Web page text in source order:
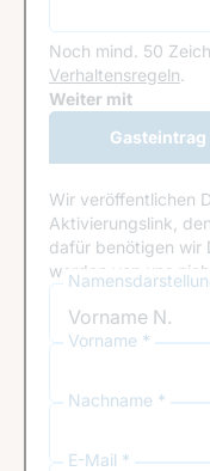
Noch mind. 50
Verhaltensregeln.
Google Recaptcha
Weiter mit
Gasteintrag
Wir veröffentlichen
Aktivierungslink,
dafür benötigen wir
werden von uns
Vorname *
Nachname *
E-Mail *